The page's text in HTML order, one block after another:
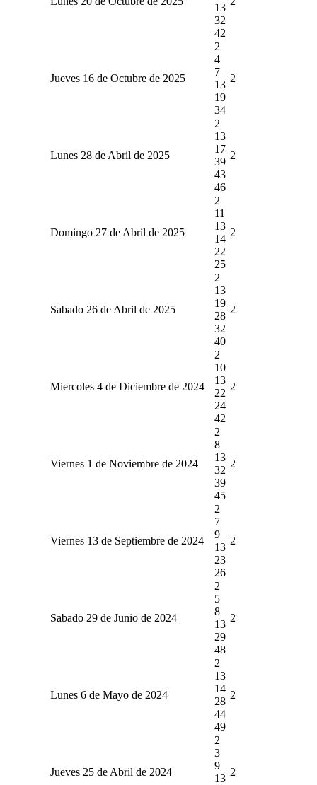
13
32
42
Jueves 16 de Octubre de 2025
2
4
7
13
19
34
2
Lunes 28 de Abril de 2025
2
13
17
39
43
46
2
Domingo 27 de Abril de 2025
2
11
13
14
22
25
2
Sabado 26 de Abril de 2025
2
13
19
28
32
40
2
Miercoles 4 de Diciembre de 2024
2
10
13
22
24
42
2
Viernes 1 de Noviembre de 2024
2
8
13
32
39
45
2
Viernes 13 de Septiembre de 2024
2
7
9
13
23
26
2
Sabado 29 de Junio de 2024
2
5
8
13
29
48
2
Lunes 6 de Mayo de 2024
2
13
14
28
44
49
2
Jueves 25 de Abril de 2024
2
3
9
13
2